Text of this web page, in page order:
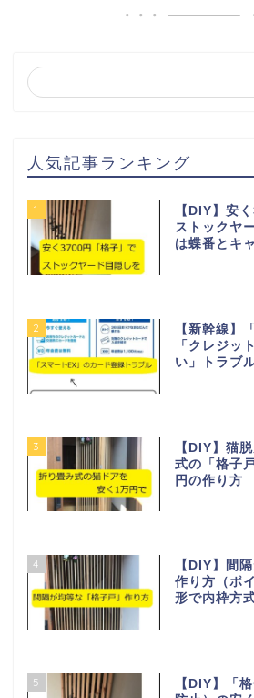
人気記事ランキング
1
【DIY】安
ストックヤ
は蝶番とキ
2
【新幹線】
「クレジッ
い」トラブ
3
【DIY】猫
式の「格子
円の作り方
4
【DIY】間
作り方（ポ
形で内枠方式
5
【DIY】「